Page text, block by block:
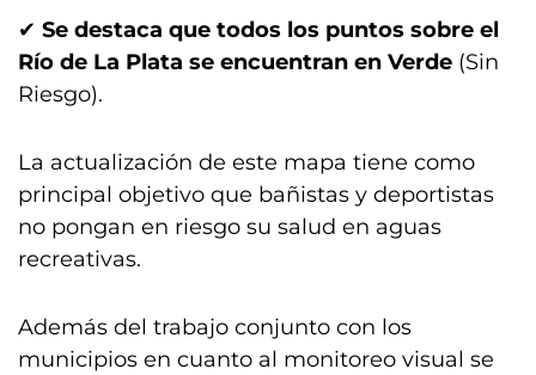
✔ Se destaca que todos los puntos sobre el
Río de La Plata se encuentran en Verde (Sin
Riesgo).
La actualización de este mapa tiene como
principal objetivo que bañistas y deportistas
no pongan en riesgo su salud en aguas
recreativas.
Además del trabajo conjunto con los
municipios en cuanto al monitoreo visual se